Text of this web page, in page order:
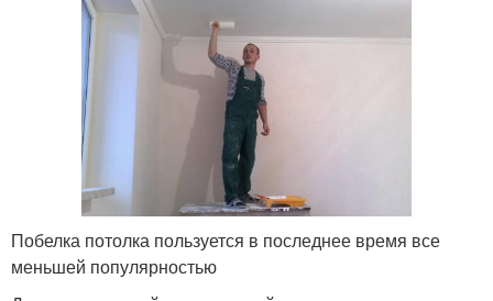
Побелка потолка пользуется в последнее время все
меньшей популярностью